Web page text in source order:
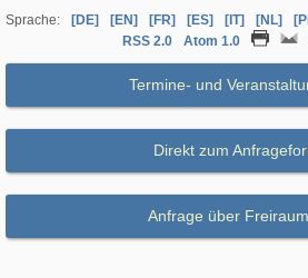
Sprache: [DE] [EN] [FR] [ES] [IT] [NL]
RSS 2.0
Atom 1.0
Termine- und
Direkt zum
Anfrage über